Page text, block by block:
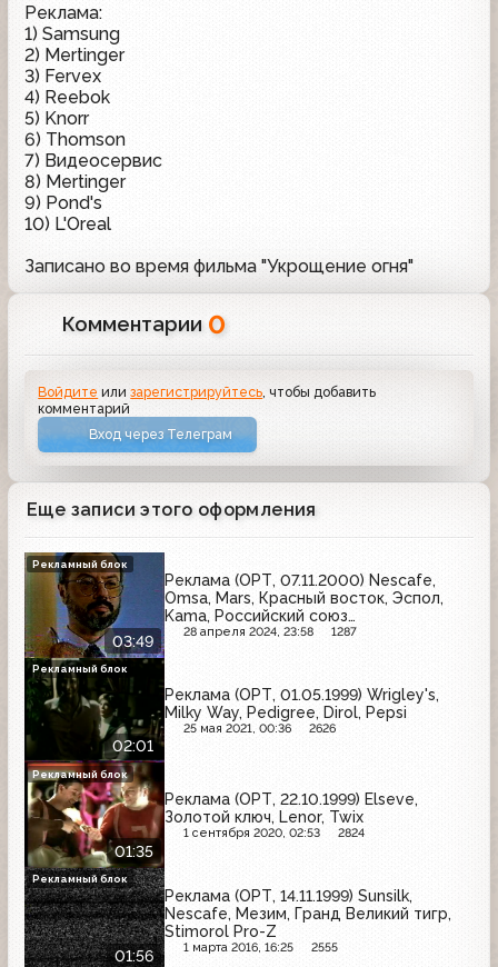
Реклама:
1) Samsung
2) Mertinger
3) Fervex
4) Reebok
5) Knorr
6) Thomson
7) Видеосервис
8) Mertinger
9) Pond's
10) L'Oreal
Записано во время фильма "Укрощение огня"
Комментарии 0
Войдите илизарегистрируйтесь , чтобы добавить
комментарий
Вход через Телеграм
Еще записи этого оформления
03:49
Реклама (ОРТ, 07.11.2000) Nescafe,
Omsa, Mars, Красный восток, Эспол,
Kama, Российский союз
производителей соков, Инолтра,
28 апреля 2024, 23:58 1287
Рекламный блок
02:01
Реклама (ОРТ, 01.05.1999) Wrigley's,
Milky Way, Pedigree, Dirol, Pepsi
25 мая 2021, 00:36 2626
Рекламный блок
01:35
Реклама (ОРТ, 22.10.1999) Elseve,
Золотой ключ, Lenor, Twix
1 сентября 2020, 02:53 2824
Рекламный блок
01:56
Реклама (ОРТ, 14.11.1999) Sunsilk,
Nescafe, Мезим, Гранд Великий тигр,
Stimorol Pro-Z
1 марта 2016, 16:25 2555
Рекламный блок